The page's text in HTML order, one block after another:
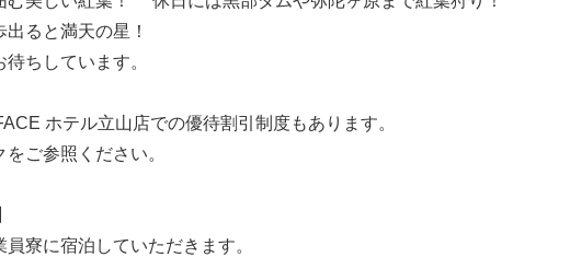
ると満天の星！
ちしています。
ホテル立山店での優待割引制度もあります。
ご参照ください。
寮に宿泊していただきます。